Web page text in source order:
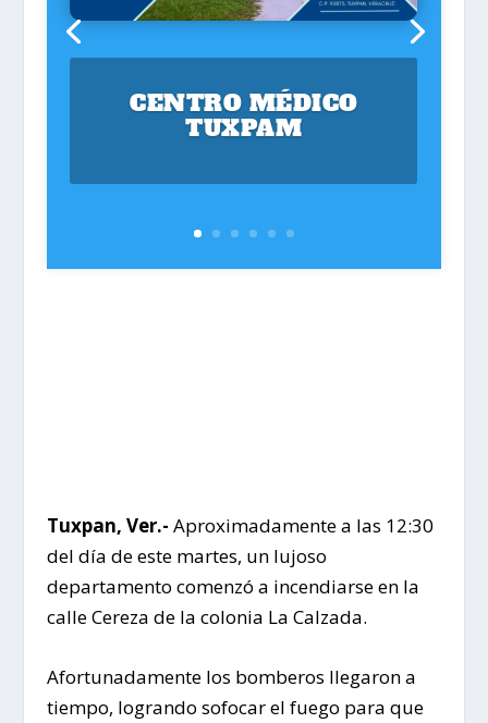
CENTRO MÉDICO
TUXPAM
Tuxpan, Ver.- Aproximadamente a las 12:30
del día de este martes, un lujoso
departamento comenzó a incendiarse en la
calle Cereza de la colonia La Calzada.
Afortunadamente los bomberos llegaron a
tiempo, logrando sofocar el fuego para que